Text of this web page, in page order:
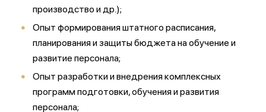
производство и др.);
Опыт формирования штатного расписания,
планирования и защиты бюджета на обучение и
развитие персонала;
Опыт разработки и внедрения комплексных
программ подготовки, обучения и развития
персонала;